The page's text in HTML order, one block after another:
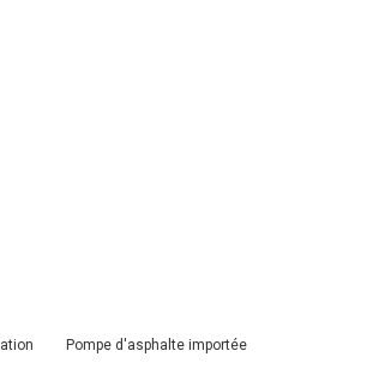
Pompe d'asphalte importée